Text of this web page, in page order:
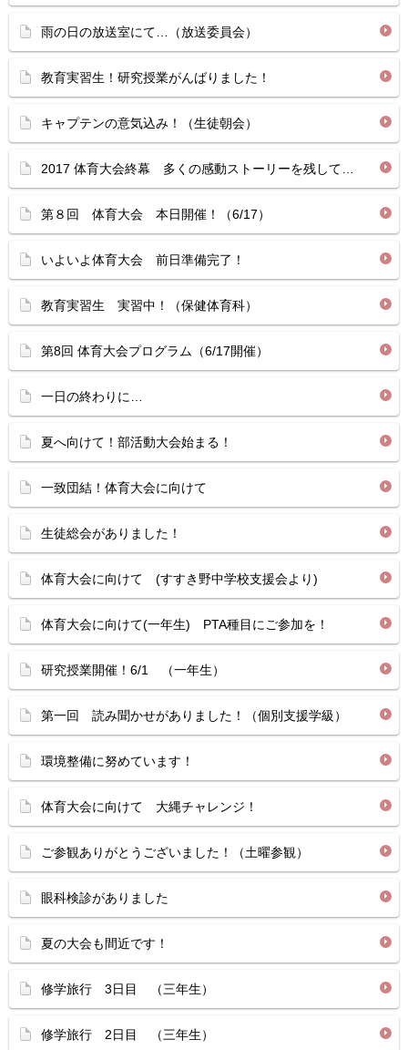
雨の日の放送室にて…（放送委員会）
教育実習生！研究授業がんばりました！
キャプテンの意気込み！（生徒朝会）
2017 体育大会終幕 多くの感動ストーリーを残して…
第８回 体育大会 本日開催！（6/17）
いよいよ体育大会 前日準備完了！
教育実習生 実習中！（保健体育科）
第8回 体育大会プログラム（6/17開催）
一日の終わりに…
夏へ向けて！部活動大会始まる！
一致団結！体育大会に向けて
生徒総会がありました！
体育大会に向けて (すすき野中学校支援会より)
体育大会に向けて(一年生) PTA種目にご参加を！
研究授業開催！6/1 （一年生）
第一回 読み聞かせがありました！（個別支援学級）
環境整備に努めています！
体育大会に向けて 大縄チャレンジ！
ご参観ありがとうございました！（土曜参観）
眼科検診がありました
夏の大会も間近です！
修学旅行 3日目 （三年生）
修学旅行 2日目 （三年生）